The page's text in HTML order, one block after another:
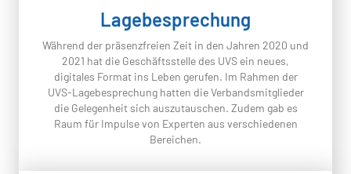
Lagebesprechung
Während der präsenzfreien Zeit in den Jahren 2020 und
2021 hat die Geschäftsstelle des UVS ein neues,
digitales Format ins Leben gerufen. Im Rahmen der
UVS-Lagebesprechung hatten die Verbandsmitglieder
die Gelegenheit sich auszutauschen. Zudem gab es
Raum für Impulse von Experten aus verschiedenen
Bereichen.